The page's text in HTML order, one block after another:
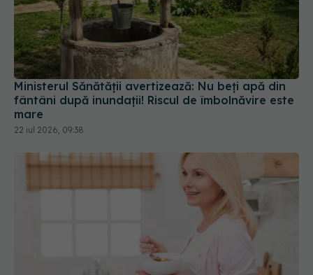
Ministerul Sănătății avertizează: Nu beți apă din
fântâni după inundații! Riscul de îmbolnăvire este
mare
22 iul 2026, 09:38
Fereastra alimentară de opt ore ar putea ajuta
creierul femeilor de peste 50 de ani